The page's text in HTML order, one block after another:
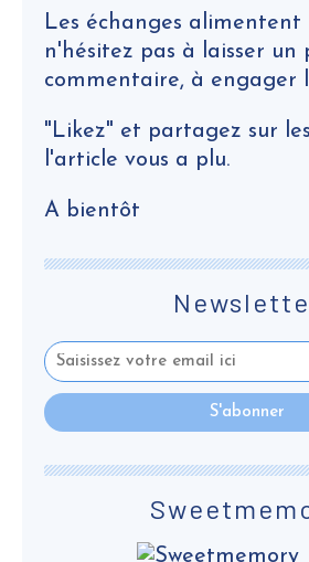
Les échanges alimentent
n'hésitez pas à laisser un
commentaire, à engager
"Likez" et partagez sur
l'article vous a plu.
A bientôt